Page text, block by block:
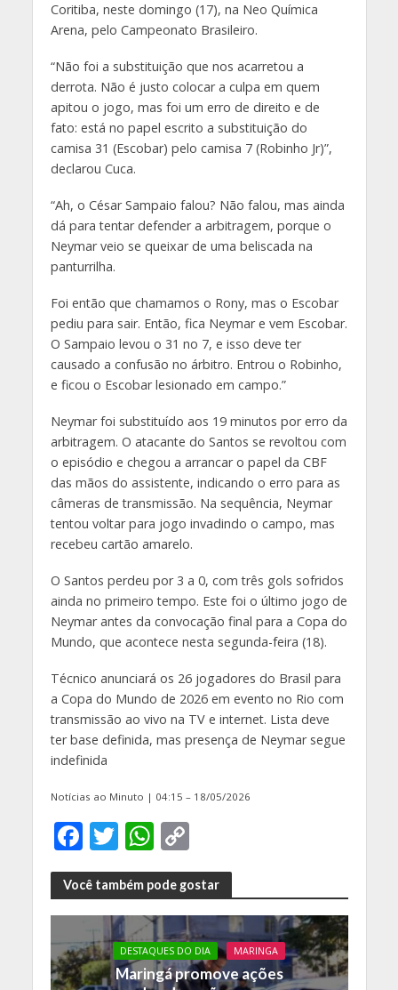
Coritiba, neste domingo (17), na Neo Química
Arena, pelo Campeonato Brasileiro.
“Não foi a substituição que nos acarretou a
derrota. Não é justo colocar a culpa em quem
apitou o jogo, mas foi um erro de direito e de
fato: está no papel escrito a substituição do
camisa 31 (Escobar) pelo camisa 7 (Robinho Jr)”,
declarou Cuca.
“Ah, o César Sampaio falou? Não falou, mas ainda
dá para tentar defender a arbitragem, porque o
Neymar veio se queixar de uma beliscada na
panturrilha.
Foi então que chamamos o Rony, mas o Escobar
pediu para sair. Então, fica Neymar e vem Escobar.
O Sampaio levou o 31 no 7, e isso deve ter
causado a confusão no árbitro. Entrou o Robinho,
e ficou o Escobar lesionado em campo.”
Neymar foi substituído aos 19 minutos por erro da
arbitragem. O atacante do Santos se revoltou com
o episódio e chegou a arrancar o papel da CBF
das mãos do assistente, indicando o erro para as
câmeras de transmissão. Na sequência, Neymar
tentou voltar para jogo invadindo o campo, mas
recebeu cartão amarelo.
O Santos perdeu por 3 a 0, com três gols sofridos
ainda no primeiro tempo. Este foi o último jogo de
Neymar antes da convocação final para a Copa do
Mundo, que acontece nesta segunda-feira (18).
Técnico anunciará os 26 jogadores do Brasil para
a Copa do Mundo de 2026 em evento no Rio com
transmissão ao vivo na TV e internet. Lista deve
ter base definida, mas presença de Neymar segue
indefinida
Notícias ao Minuto | 04:15 – 18/05/2026
F
ac
e
b
o
o
T
w
itt
er
W
h
at
s
A
p
C
o
p
y
Li
n
Você também pode gostar
DESTAQUES DO DIA MARINGA
Maringá promove ações